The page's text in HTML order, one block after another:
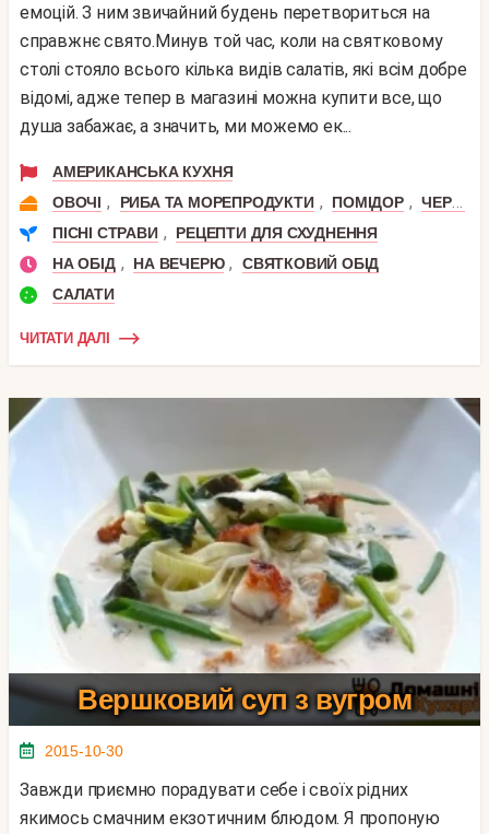
емоцій. З ним звичайний будень перетвориться на
справжнє свято.Минув той час, коли на святковому
столі стояло всього кілька видів салатів, які всім добре
відомі, адже тепер в магазині можна купити все, що
душа забажає, а значить, ми можемо ек...
АМЕРИКАНСЬКА КУХНЯ
ОВОЧІ , РИБА ТА МОРЕПРОДУКТИ , ПОМІДОР , ЧЕРРІ
ПІСНІ СТРАВИ ,
РЕЦЕПТИ ДЛЯ СХУДНЕННЯ
НА ОБІД , НА ВЕЧЕРЮ ,
СВЯТКОВИЙ ОБІД
САЛАТИ
ЧИТАТИ ДАЛІ
Вершковий суп з вугром
2015-10-30
Завжди приємно порадувати себе і своїх рідних
якимось смачним екзотичним блюдом. Я пропоную